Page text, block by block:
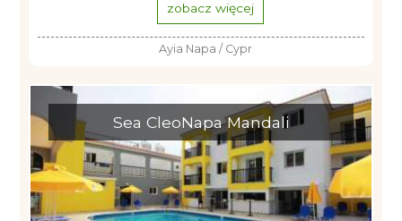
zobacz więcej
Ayia Napa / Cypr
Sea CleoNapa Mandali